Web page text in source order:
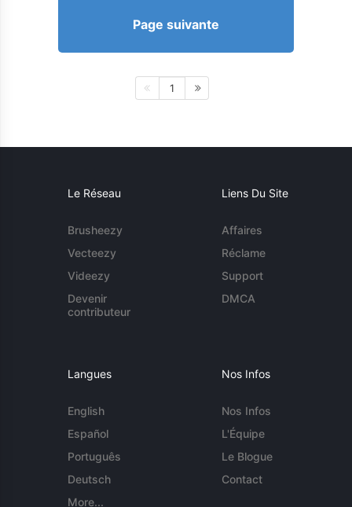
Page suivante
1
Le Réseau
Brusheezy
Vecteezy
Videezy
Devenir
contributeur
Liens Du Site
Affaires
Réclame
Support
DMCA
Langues
English
Español
Português
Deutsch
More...
Nos Infos
Nos Infos
L'Équipe
Le Blogue
Contact